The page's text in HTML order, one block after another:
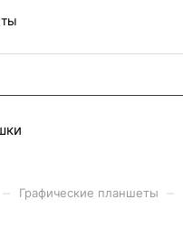
Графические планшеты